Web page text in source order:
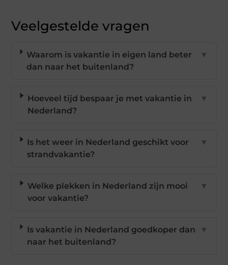
Veelgestelde vragen
Waarom is vakantie in eigen land beter
dan naar het buitenland?
▼
Hoeveel tijd bespaar je met vakantie in
Nederland?
▼
Is het weer in Nederland geschikt voor
strandvakantie?
▼
Welke plekken in Nederland zijn mooi
voor vakantie?
▼
Is vakantie in Nederland goedkoper dan
naar het buitenland?
▼